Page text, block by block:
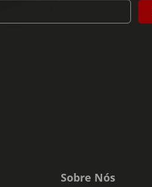
Sobre Nós